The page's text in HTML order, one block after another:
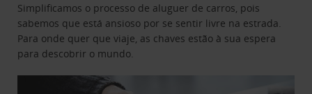
Simplificamos o processo de aluguer de carros, pois
sabemos que está ansioso por se sentir livre na estrada.
Para onde quer que viaje, as chaves estão à sua espera
para descobrir o mundo.